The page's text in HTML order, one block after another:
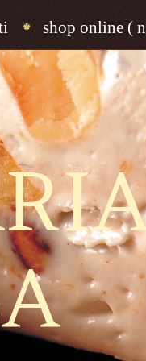
shop online (